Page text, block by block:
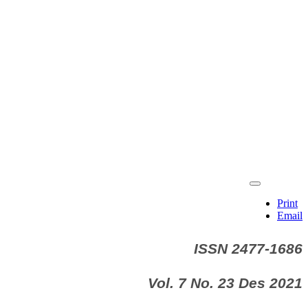
Print
Email
ISSN 2477-1686
Vol. 7 No. 23 Des 2021